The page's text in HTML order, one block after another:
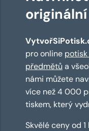
pro online
předmětů a
námi můžete
více než 4 000
tiskem, který
Skvělé ceny od